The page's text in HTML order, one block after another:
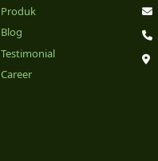
Produk
Blog
Testimonial
Career